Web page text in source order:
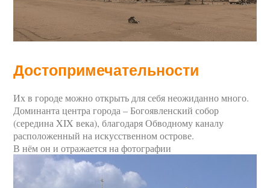
Достопримечательности
Их в городе можно открыть для себя неожиданно много.
Доминанта центра города – Богоявленский собор
(середина XIX века), благодаря Обводному каналу
расположенный на искусственном острове.
В нём он и отражается на фотографии